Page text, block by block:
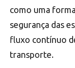
como uma
segurança das
fluxo contínuo
transporte.